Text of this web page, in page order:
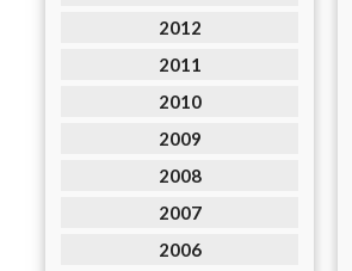
2012
2011
2010
2009
2008
2007
2006